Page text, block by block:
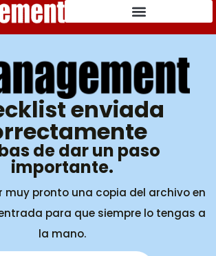
enviada
de dar un paso
importante.
muy pronto una copia del archivo en
para que siempre lo tengas a
la mano.